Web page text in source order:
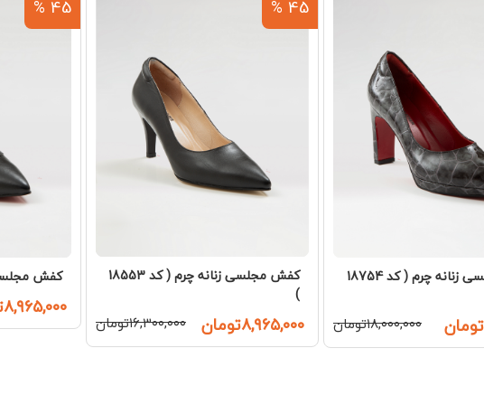
کفش مجلسی زنانه چرم ( کد 18754
۱۸,۰۰۰,۰۰۰تومان
45 %
کفش مجلسی زنانه چرم ( کد 18553
)
۸,۹۶۵,۰۰۰تومان ۱۶,۳۰۰,۰۰۰تومان
45 %
کفش مجلسی
۸,۹۶۵,۰۰۰تومان